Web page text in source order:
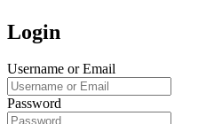
Login
Username or Email
Password